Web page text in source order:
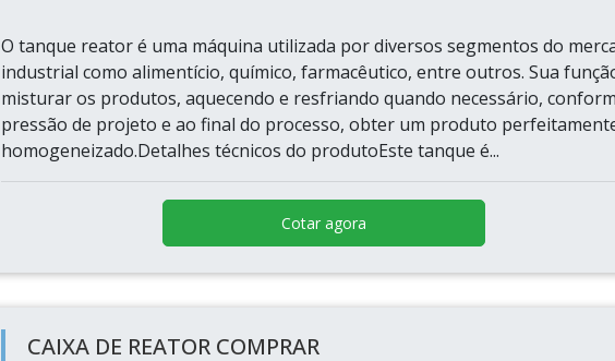
O tanque reator é uma máquina utilizada por diversos segmentos do
industrial como alimentício, químico, farmacêutico, entre outros. Sua
misturar os produtos, aquecendo e resfriando quando necessário,
pressão de projeto e ao final do processo, obter um produto
homogeneizado.Detalhes técnicos do produtoEste tanque é...
Cotar agora
CAIXA DE REATOR COMPRAR